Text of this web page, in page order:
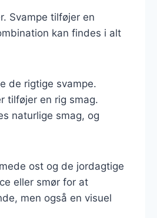
Svampe tilføjer en
kan findes i alt
de rigtige svampe.
tilføjer en rig smag.
naturlige smag, og
ost og de jordagtige
eller smør for at
men også en visuel